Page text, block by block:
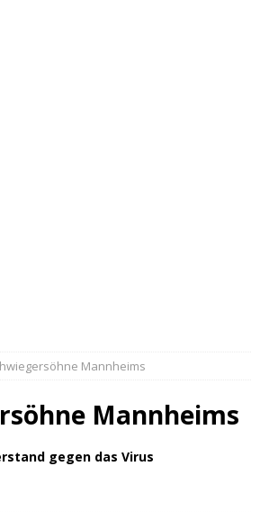
Mannheims
Mannheims
gegen das Virus